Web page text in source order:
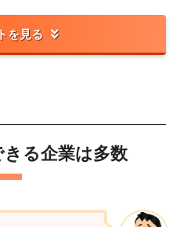
を見る
きる企業は多数